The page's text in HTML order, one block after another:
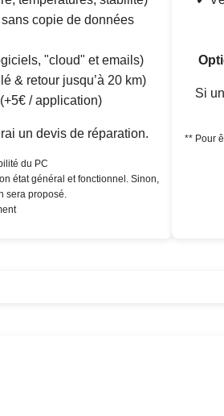
copie de données
"cloud" et emails)
& retour jusqu’à 20 km)
/ application)
un devis de réparation.
du PC
état général et fonctionnel. Sinon,
sera proposé.
Si
** Pour